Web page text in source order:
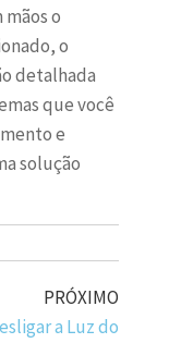
o
o
detalhada
que você
e
solução
PRÓXIMO
a Luz do